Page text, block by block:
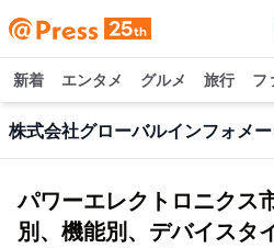
新着 エンタメ グルメ 旅行 フ
株式会社グローバルインフォメ
パワーエレクトロニクス
別、機能別、デバイスタ